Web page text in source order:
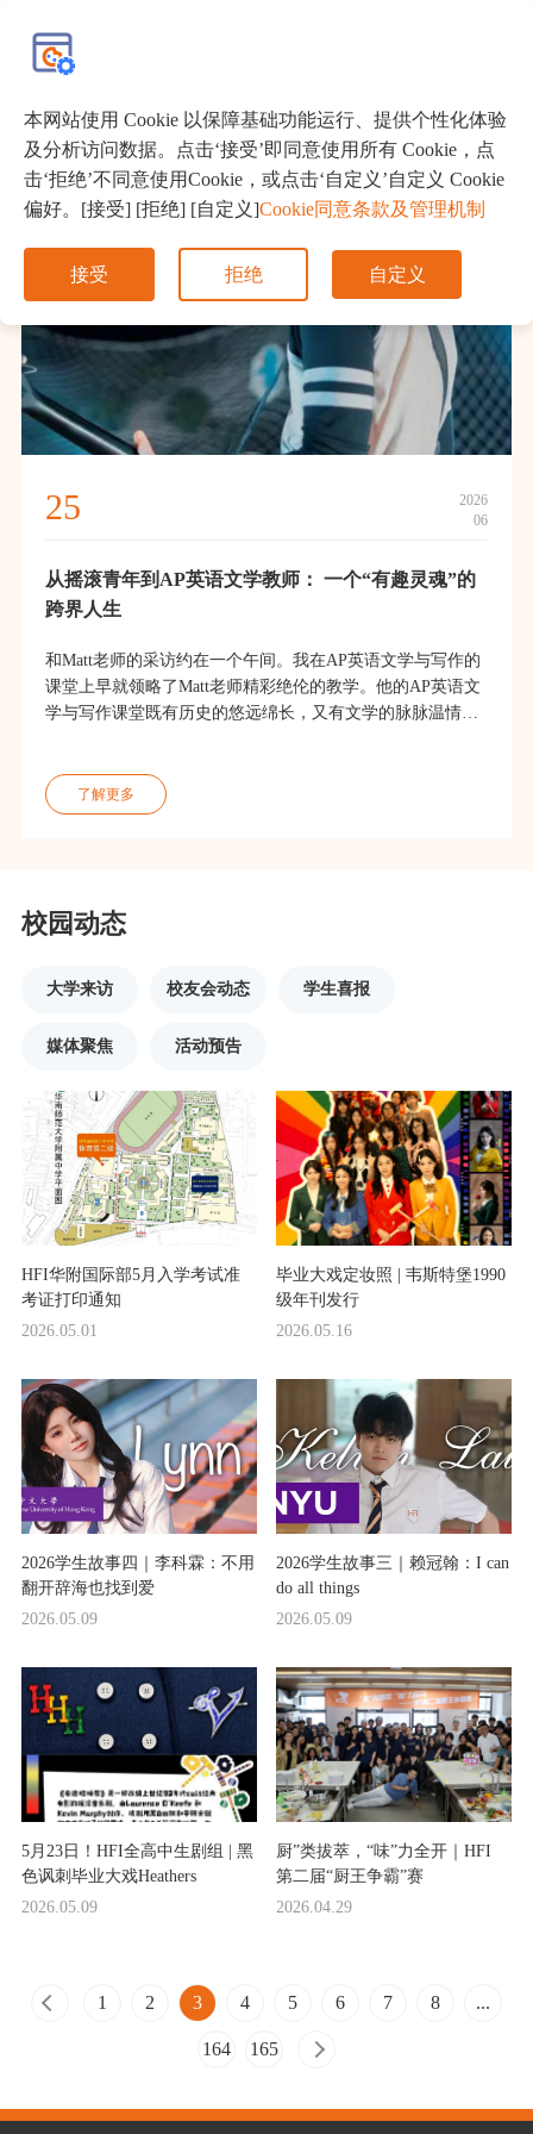
25
2026
06
从摇滚青年到AP英语文学教师： 一个“有趣灵魂”的
跨界人生
和Matt老师的采访约在一个午间。我在AP英语文学与写作的
课堂上早就领略了Matt老师精彩绝伦的教学。他的AP英语文
学与写作课堂既有历史的悠远绵长，又有文学的脉脉温情。
了解更多
校园动态
大学来访 校友会动态 学生喜报
媒体聚焦 活动预告
HFI华附国际部5月入学考试准
考证打印通知
2026.05.01
毕业大戏定妆照 | 韦斯特堡1990
级年刊发行
2026.05.16
2026学生故事四｜李科霖：不用
翻开辞海也找到爱
2026.05.09
2026学生故事三｜赖冠翰：I can
do all things
2026.05.09
5月23日！HFI全高中生剧组 | 黑
色讽刺毕业大戏Heathers
2026.05.09
厨”类拔萃，“味”力全开｜HFI
第二届“厨王争霸”赛
2026.04.29
1 2 3 4 5 6 7 8 ...
164 165
本网站使用 Cookie 以保障基础功能运行、提供个性化体验
及分析访问数据。点击‘接受’即同意使用所有 Cookie，点
击‘拒绝’不同意使用Cookie，或点击‘自定义’自定义 Cookie
偏好。[接受] [拒绝] [自定义]Cookie同意条款及管理机制
接受 拒绝 自定义